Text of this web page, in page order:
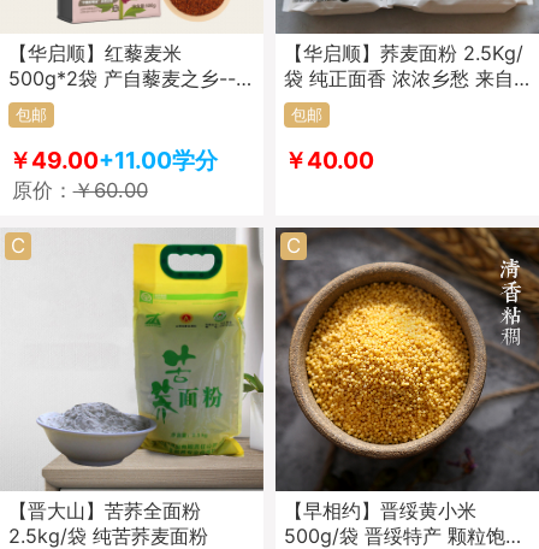
【华启顺】红藜麦米
500g*2袋 产自藜麦之乡---
山西静乐 杂粮粗粮 营养辅食
包邮
￥49.00+11.00学分
原价：￥60.00
【华启顺】荞麦面粉 2.5Kg/
袋 纯正面香 浓浓乡愁 来自
天然氧吧---汾河湿地生态区
杂粮粗粮
包邮
￥40.00
C
【晋大山】苦荞全面粉
2.5kg/袋 纯苦荞麦面粉
C
【早相约】晋绥黄小米
500g/袋 晋绥特产 颗粒饱满